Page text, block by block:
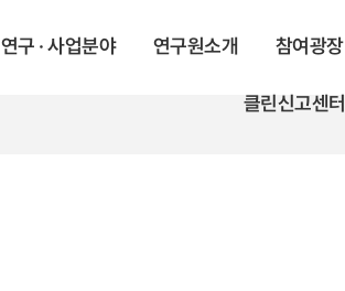
연구 · 사업분야 연구원소개 참여광장
클린신고센터